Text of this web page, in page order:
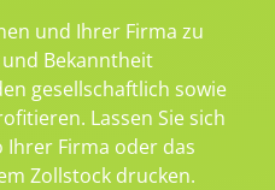
und Ihrer Firma zu
Bekanntheit
gesellschaftlich sowie
Lassen Sie sich
Ihrer Firma oder das
Zollstock drucken.